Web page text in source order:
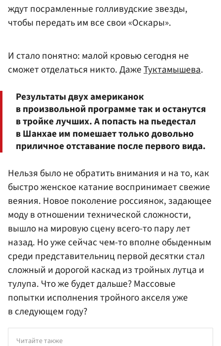
ждут посрамленные голливудские звезды,
чтобы передать им все свои «Оскары».
И стало понятно: малой кровью сегодня не
сможет отделаться никто. ДажеТуктамышева.
Результаты двух американок
в произвольной программе так и останутся
в тройке лучших. А попасть на пьедестал
в Шанхае им помешает только довольно
приличное отставание после первого вида.
Нельзя было не обратить внимания и на то, как
быстро женское катание воспринимает свежие
веяния. Новое поколение россиянок, задающее
моду в отношении технической сложности,
вышло на мировую сцену всего-то пару лет
назад. Но уже сейчас чем-то вполне обыденным
среди представительниц первой десятки стал
сложный и дорогой каскад из тройных лутца и
тулупа. Что же будет дальше? Массовые
попытки исполнения тройного акселя уже
в следующем году?
Читайте также